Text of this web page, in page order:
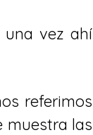
vez ahí
referimos
muestra las